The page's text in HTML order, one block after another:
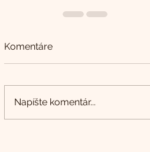
Komentáre
Napíšte komentár...